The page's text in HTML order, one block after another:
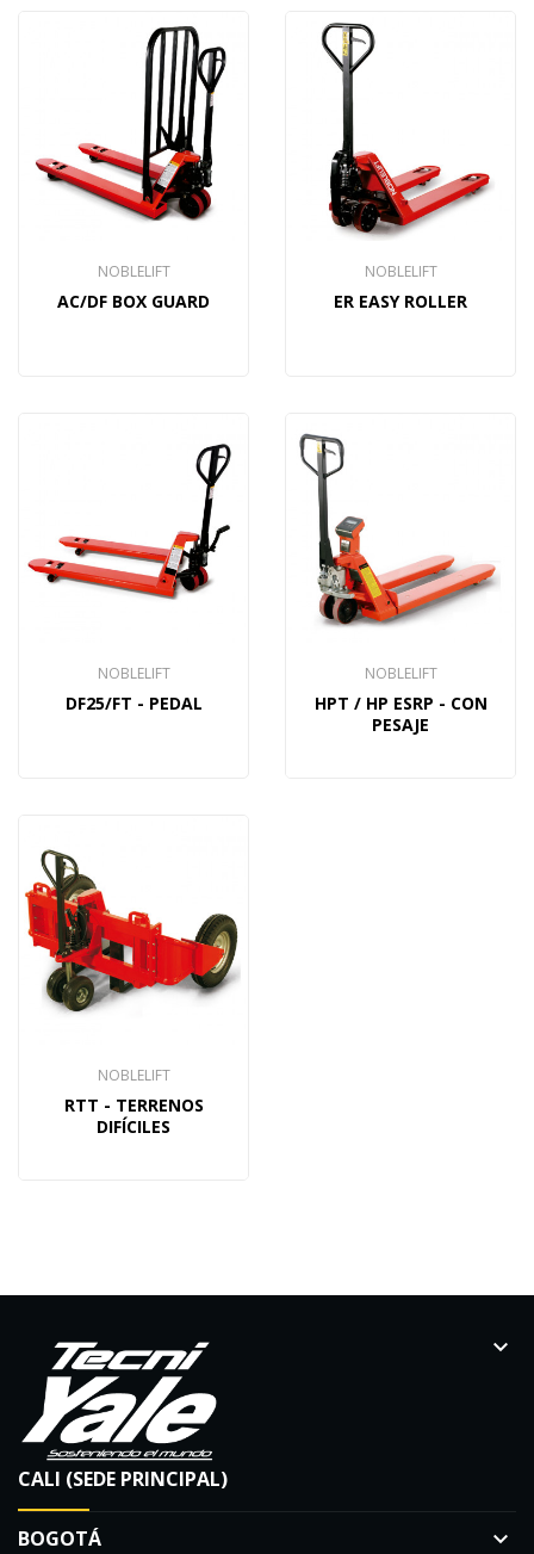
NOBLELIFT
AC/DF BOX GUARD
NOBLELIFT
ER EASY ROLLER
NOBLELIFT
DF25/FT - PEDAL
NOBLELIFT
HPT / HP ESRP - CON
PESAJE
NOBLELIFT
RTT - TERRENOS
DIFÍCILES
CALI (SEDE PRINCIPAL)
keyboard_arrow_down
BOGOTÁ keyboard_arrow_down